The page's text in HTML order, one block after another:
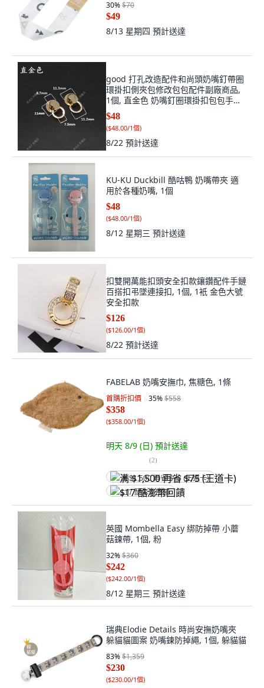
30%$70
$49
8/13 星期四 預計送達
good 打孔改造配件和尚頭奶嘴釘帶圈
環掛扣側夾包修改包包配件副廠商品,
1個, 直金色 奶嘴釘圈環掛扣包包手機
殼配件,2個, 直金色
$48
($48.00/1個)
8/22 預計送達
KU-KU Duckbill 酷咕鴨 奶嘴帶夾 適
用於各種奶嘴, 1個
$48
($48.00/1個)
8/12 星期三 預計送達
扣雙開萬能扣頭安全扣款鑲鑽配件手鏈
百搭扣弔墜連接扣, 1個, 1衹 金色大號
安全扣款
$126
($126.00/1個)
8/22 預計送達
FABELAB 奶嘴安撫巾, 焦糖色, 1條
首購折扣價 35%$558
$358
($358.00/1個)
明天 8/9 (日) 預計送達
(2)
满 $1,500 再省 $75 (王道卡)
$17 酷澎幣回饋
英國 Mombella Easy 綁防掉帶 小蘑
菇鍊帶, 1個, 粉
32%$360
$242
($242.00/1個)
8/12 星期三 預計送達
瑞典Elodie Details 時尚安撫奶嘴夾
躲貓貓圖案 奶嘴鍊防掉繩, 1個, 躲貓貓
83%$1,359
$230
($230.00/1個)